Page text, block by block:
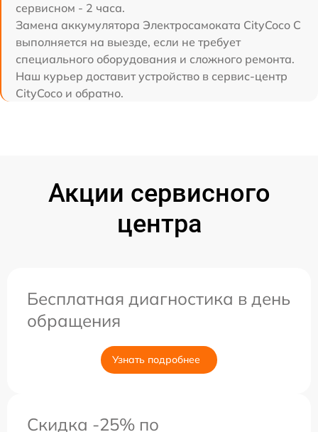
сервисном - 2 часа.
Замена аккумулятора Электросамоката CityCoco C
выполняется на выезде, если не требует
специального оборудования и сложного ремонта.
Наш курьер доставит устройство в сервис-центр
CityCoco и обратно.
Акции сервисного
центра
Бесплатная диагностика в день
обращения
Узнать подробнее
Скидка -25% по